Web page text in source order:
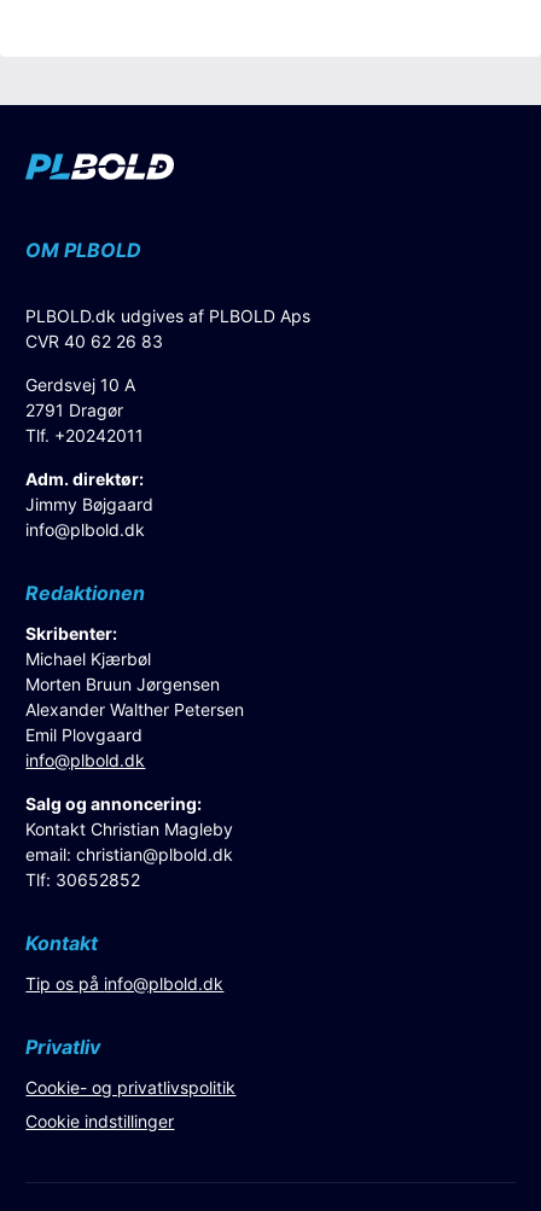
OM PLBOLD
PLBOLD.dk udgives af PLBOLD Aps
CVR 40 62 26 83
Gerdsvej 10 A
2791 Dragør
Tlf. +20242011
Adm. direktør:
Jimmy Bøjgaard
info@plbold.dk
Redaktionen
Skribenter:
Michael Kjærbøl
Morten Bruun Jørgensen
Alexander Walther Petersen
Emil Plovgaard
info@plbold.dk
Salg og annoncering:
Kontakt Christian Magleby
email:christian@plbold.dk
Tlf: 30652852
Kontakt
Tip os på info@plbold.dk
Privatliv
Cookie- og privatlivspolitik
Cookie indstillinger